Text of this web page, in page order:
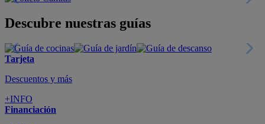
Descubre nuestras guías
Tarjeta
Descuentos y más
+INFO
Financiación